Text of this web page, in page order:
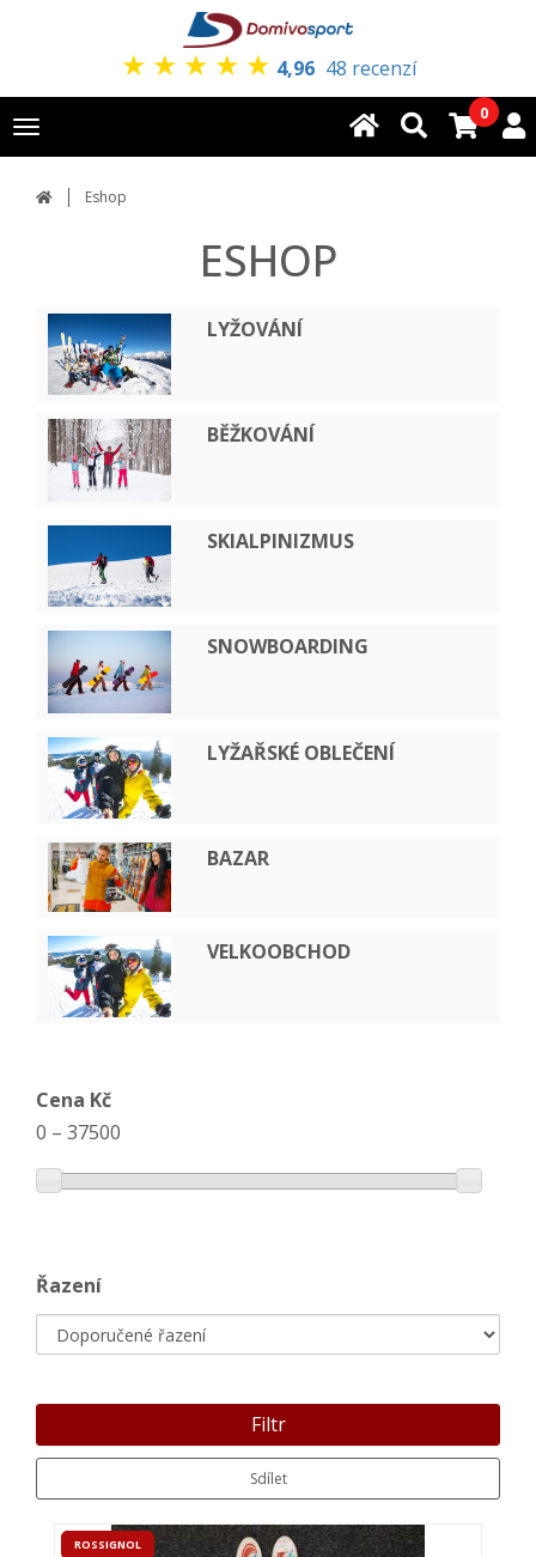
★ ★ ★ ★ ★ 4,96 48 recenzí
Toggle
navigation
0
Eshop
ESHOP
LYŽOVÁNÍ
BĚŽKOVÁNÍ
SKIALPINIZMUS
SNOWBOARDING
LYŽAŘSKÉ OBLEČENÍ
BAZAR
VELKOOBCHOD
Cena Kč
0 – 37500
Řazení
Filtr
Sdílet
ROSSIGNOL